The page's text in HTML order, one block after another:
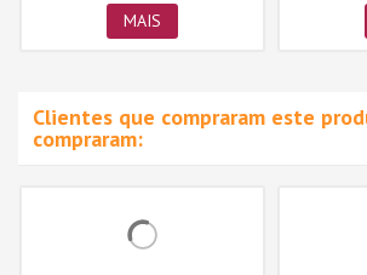
MAIS
Clientes que compraram este
compraram: